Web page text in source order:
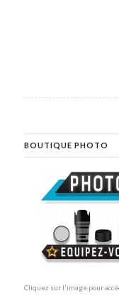
BOUTIQUE PHOTO
Cliquez sur l'image pour